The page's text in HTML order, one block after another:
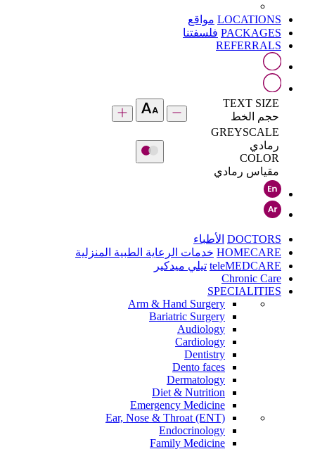
LOCATIONS مواقع
PACKAGES فلسفتنا
REFERRALS
TEXT SIZE
حجم الخط
GREYSCALE
رمادي
COLOR
مقياس رمادي
DOCTORS الأطباء
HOMECARE خدمات الرعاية الطبية المنزلية
teleMEDCARE تيلي ميدكير
Chronic Care
SPECIALITIES
Arm & Hand Surgery
Bariatric Surgery
Audiology
Cardiology
Dentistry
Dento faces
Dermatology
Diet & Nutrition
Emergency Medicine
Ear, Nose & Throat (ENT)
Endocrinology
Family Medicine